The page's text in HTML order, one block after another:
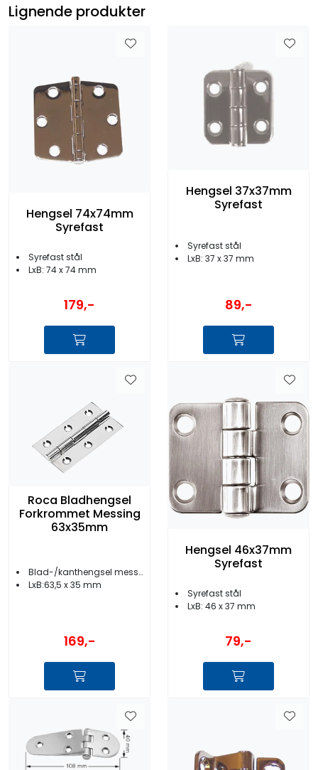
Lignende produkter
Hengsel 74x74mm
Syrefast
Syrefast stål
LxB: 74 x 74 mm
179,-
Hengsel 37x37mm
Syrefast
Syrefast stål
LxB: 37 x 37 mm
89,-
Roca Bladhengsel
Forkrommet Messing
63x35mm
Blad-/kanthengsel messing
LxB:63,5 x 35 mm
169,-
Hengsel 46x37mm
Syrefast
Syrefast stål
LxB: 46 x 37 mm
79,-